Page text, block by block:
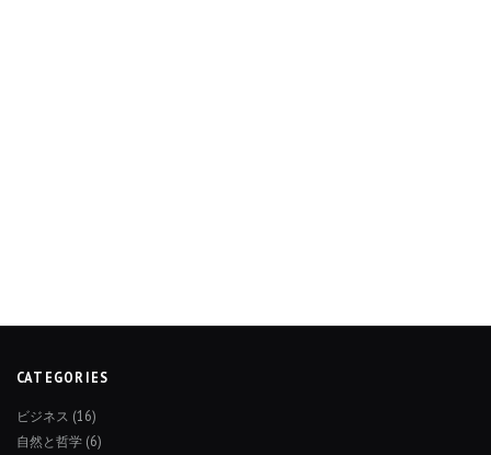
CATEGORIES
ビジネス (16)
自然と哲学 (6)